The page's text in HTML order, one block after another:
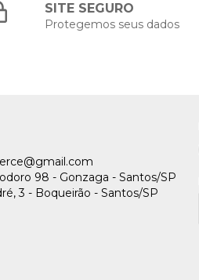
SITE SEGURO
Protegemos seus dados
98 - Gonzaga - Santos/SP
3 - Boqueirão - Santos/SP